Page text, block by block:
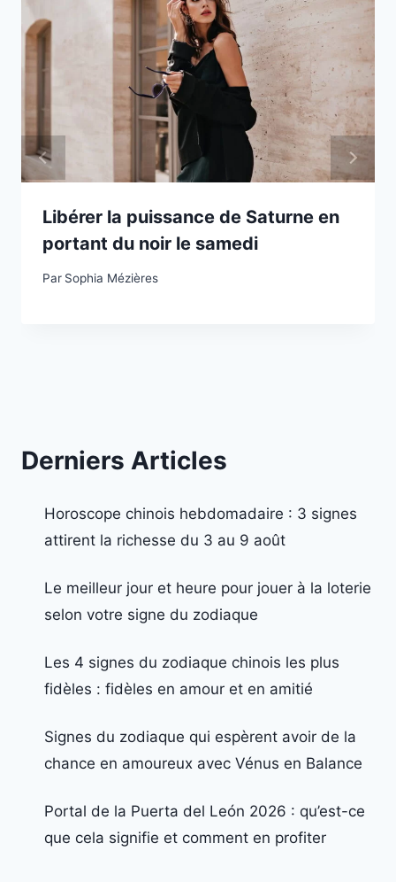
Libérer la puissance de Saturne en
portant du noir le samedi
Par Sophia Mézières
Derniers Articles
Horoscope chinois hebdomadaire : 3 signes
attirent la richesse du 3 au 9 août
Le meilleur jour et heure pour jouer à la loterie
selon votre signe du zodiaque
Les 4 signes du zodiaque chinois les plus
fidèles : fidèles en amour et en amitié
Signes du zodiaque qui espèrent avoir de la
chance en amoureux avec Vénus en Balance
Portal de la Puerta del León 2026 : qu’est-ce
que cela signifie et comment en profiter